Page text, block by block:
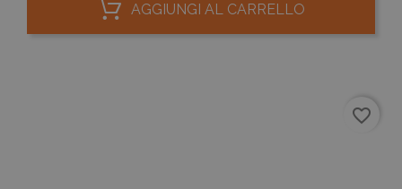
AGGIUNGI AL CARRELLO
favorite_border